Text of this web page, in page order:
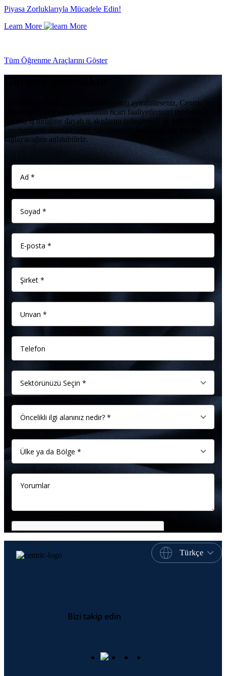
Piyasa Zorluklarıyla Mücadele Edin!
Learn More
Tüm Öğrenme Araçlarını Göster
Görmek inanmaktır. Bize 60 dakikanızı ayırabilirseniz, Centric’in
sektörüne özel PLM çözümünün ticari faaliyetlerinizi modernize
ederek, iş birliğine dayalı iş akışlarını iyileştirerek ve yeni ürün
lansmanlarını destekleyerek rakiplerinize karşı nasıl bir avantaj
sağlayacağını anlatabiliriz.
Türkçe
Bizi takip edin